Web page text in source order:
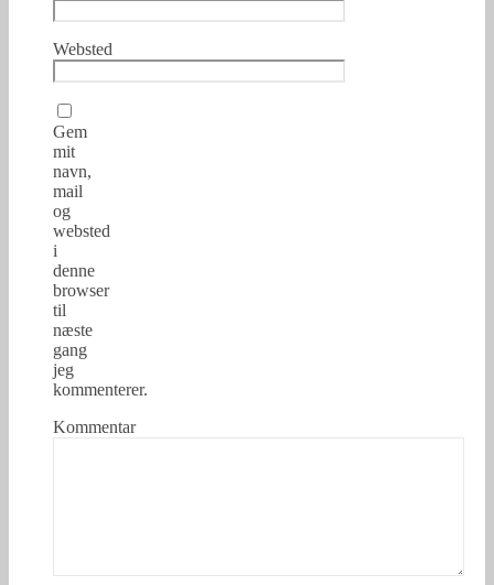
Websted
Gem
mit
navn,
mail
og
websted
i
denne
browser
til
næste
gang
jeg
kommenterer.
Kommentar